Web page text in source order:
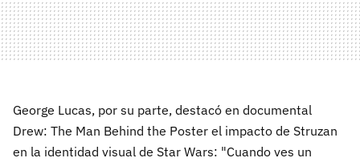
George Lucas, por su parte, destacó en documental
Drew: The Man Behind the Poster el impacto de Struzan
en la identidad visual de Star Wars: "Cuando ves un